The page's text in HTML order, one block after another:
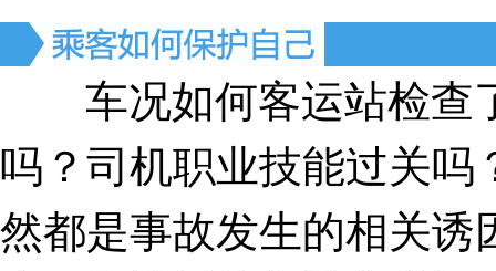
车况如何客运站检查
吗？司机职业技能过关
然都是事故发生的相关